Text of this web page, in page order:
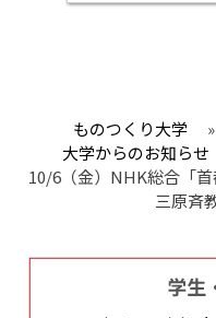
ものつくり大学 »
大学からのお知らせ
10/6（金）NHK総合「
三原斉